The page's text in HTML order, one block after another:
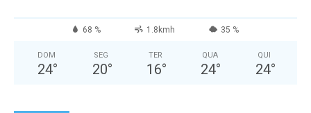
68 % 1.8kmh 35 %
DOM
24°
SEG
20°
TER
16°
QUA
24°
QUI
24°